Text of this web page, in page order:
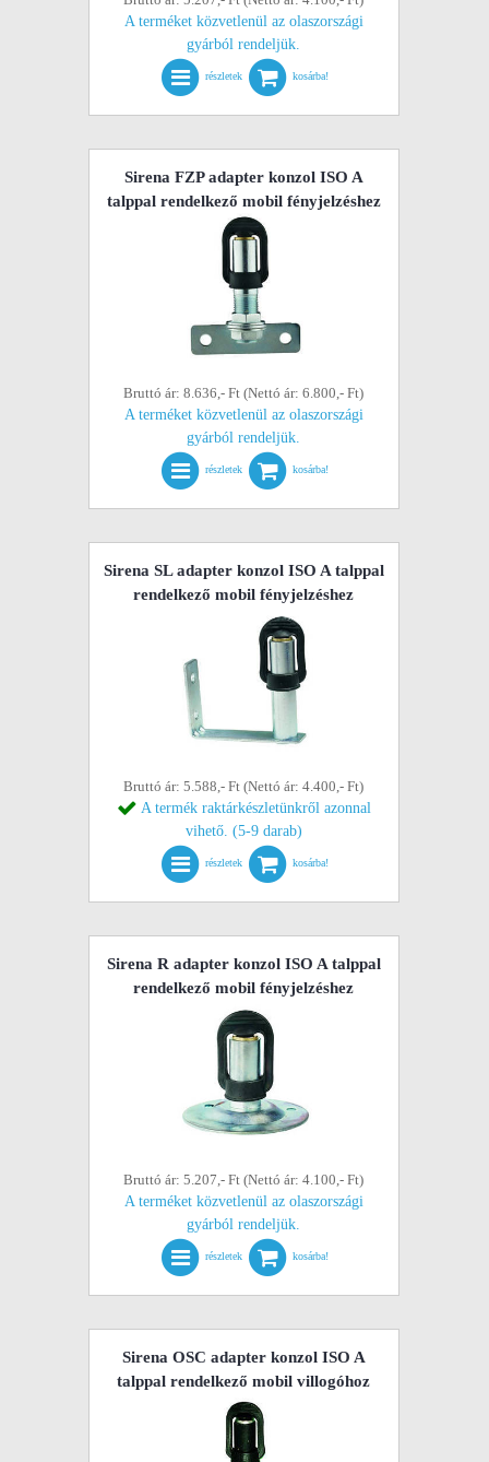
A terméket közvetlenül az olaszországi
gyárból rendeljük.
részletek kosárba!
Sirena FZP adapter konzol ISO A
talppal rendelkező mobil fényjelzéshez
Bruttó ár: 8.636,- Ft (Nettó ár: 6.800,- Ft)
A terméket közvetlenül az olaszországi
gyárból rendeljük.
részletek kosárba!
Sirena SL adapter konzol ISO A talppal
rendelkező mobil fényjelzéshez
Bruttó ár: 5.588,- Ft (Nettó ár: 4.400,- Ft)
A termék raktárkészletünkről azonnal
vihető. (5-9 darab)
részletek kosárba!
Sirena R adapter konzol ISO A talppal
rendelkező mobil fényjelzéshez
Bruttó ár: 5.207,- Ft (Nettó ár: 4.100,- Ft)
A terméket közvetlenül az olaszországi
gyárból rendeljük.
részletek kosárba!
Sirena OSC adapter konzol ISO A
talppal rendelkező mobil villogóhoz